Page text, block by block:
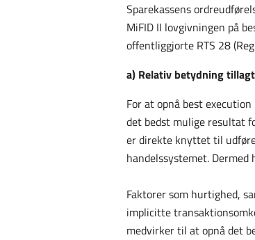
Sparekassens
MiFID II lovgivningen på
offentliggjorte RTS 28
a) Relativ betydning
For at opnå best
det bedst mulige resultat
er direkte knyttet til
handelssystemet.
Faktorer som hurtighed,
implicitte
medvirker til at opnå det